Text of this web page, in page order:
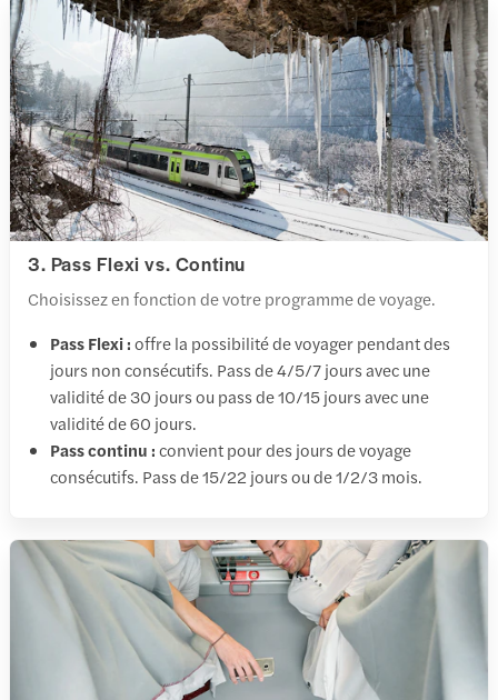
3. Pass Flexi vs. Continu
Choisissez en fonction de votre programme de voyage.
Pass Flexi :offre la possibilité de voyager pendant des
jours non consécutifs. Pass de 4/5/7 jours avec une
validité de 30 jours ou pass de 10/15 jours avec une
validité de 60 jours.
Pass continu :convient pour des jours de voyage
consécutifs. Pass de 15/22 jours ou de 1/2/3 mois.